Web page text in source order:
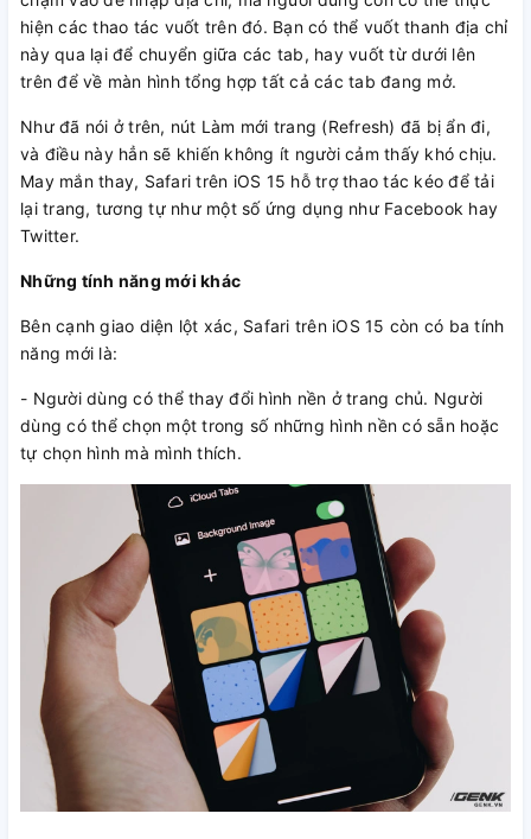
hiện các thao tác vuốt trên đó. Bạn có thể vuốt thanh địa chỉ
này qua lại để chuyển giữa các tab, hay vuốt từ dưới lên
trên để về màn hình tổng hợp tất cả các tab đang mở.
Như đã nói ở trên, nút Làm mới trang (Refresh) đã bị ẩn đi,
và điều này hẳn sẽ khiến không ít người cảm thấy khó chịu.
May mắn thay, Safari trên iOS 15 hỗ trợ thao tác kéo để tải
lại trang, tương tự như một số ứng dụng như Facebook hay
Twitter.
Những tính năng mới khác
Bên cạnh giao diện lột xác, Safari trên iOS 15 còn có ba tính
năng mới là:
- Người dùng có thể thay đổi hình nền ở trang chủ. Người
dùng có thể chọn một trong số những hình nền có sẵn hoặc
tự chọn hình mà mình thích.